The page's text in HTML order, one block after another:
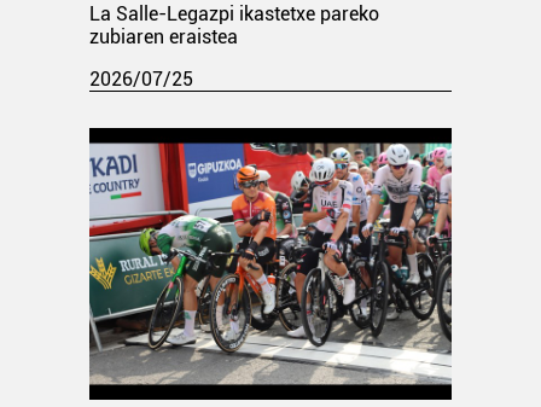
La Salle-Legazpi ikastetxe pareko
zubiaren eraistea
2026/07/25